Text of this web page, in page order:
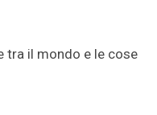
tra il mondo e le cose